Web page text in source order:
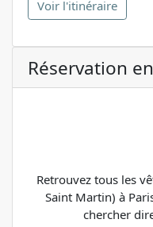
Voir l'itinéraire
Réservation
Retrouvez tous les
Saint Martin) à
chercher